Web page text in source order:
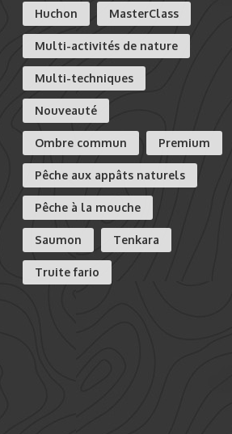
Huchon MasterClass
Multi-activités de nature
Multi-techniques
Nouveauté
Ombre commun Premium
Pêche aux appâts naturels
Pêche à la mouche
Saumon Tenkara
Truite fario